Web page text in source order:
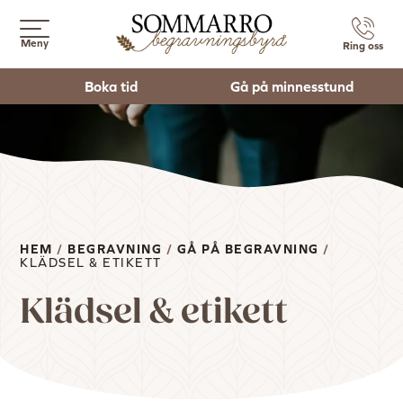
Meny Ring oss
Boka tid Gå på minnesstund
HEM / BEGRAVNING / GÅ PÅ BEGRAVNING /
KLÄDSEL & ETIKETT
Klädsel & etikett